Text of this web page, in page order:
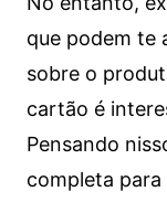
que podem te
sobre o
cartão é
Pensando
completa